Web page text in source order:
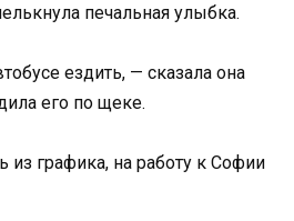
печальная улыбка.
ездить, — сказала она
его по щеке.
из графика, на работу к Софии